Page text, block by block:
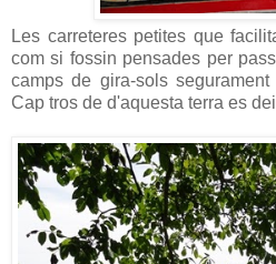
Les carreteres petites que
com si fossin pensades per
camps de gira-sols
Cap tros de d'aquesta terra es